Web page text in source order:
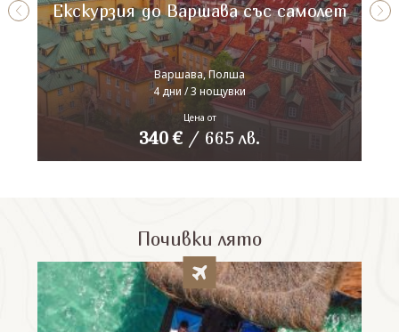
Екскурзия до Варшава със самолет
Варшава, Полша
4 дни / 3 нощувки
Цена от
340 € / 665 лв.
Почивки лято